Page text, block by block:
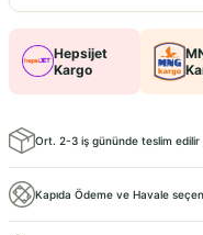
Hepsijet
Kargo
Ort. 2-3 iş gününde teslim edilir
Kapıda Ödeme ve Havale